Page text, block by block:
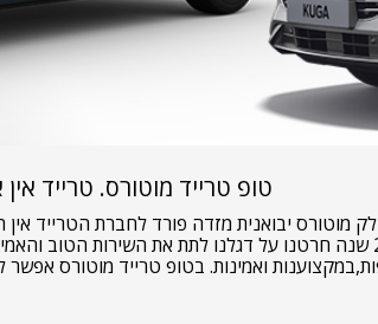
טופ טרייד מוטורס. טרייד
מוטורס יבואנית מזדה פורד לחברת הטרייד
ואמינות. בטופ טרייד מוטורס